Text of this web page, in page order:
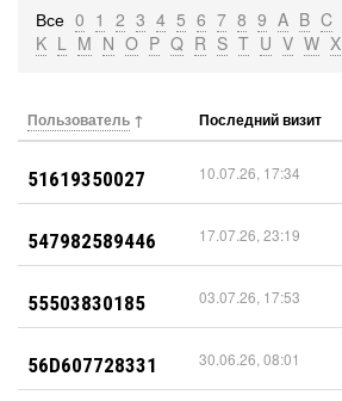
Все 0 1 2 3 4 5 6 7 8 9 A B C
K L M N O P Q R S T U V W X
Пользователь Последний визит
51619350027 10.07.26, 17:34
547982589446 17.07.26, 23:19
55503830185 03.07.26, 17:53
56D607728331 30.06.26, 08:01